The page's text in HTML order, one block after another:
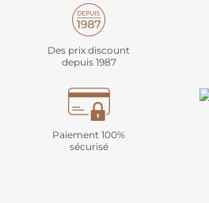
Des prix discount
depuis 1987
Paiement 100%
sécurisé